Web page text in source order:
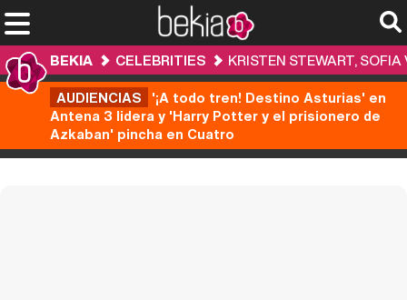
BEKIA CELEBRITIES
KRISTEN STEWART,
AUDIENCIAS '¡A todo tren! Destino Asturias' en
Antena 3 lidera y 'Harry Potter y el prisionero de
Azkaban' pincha en Cuatro